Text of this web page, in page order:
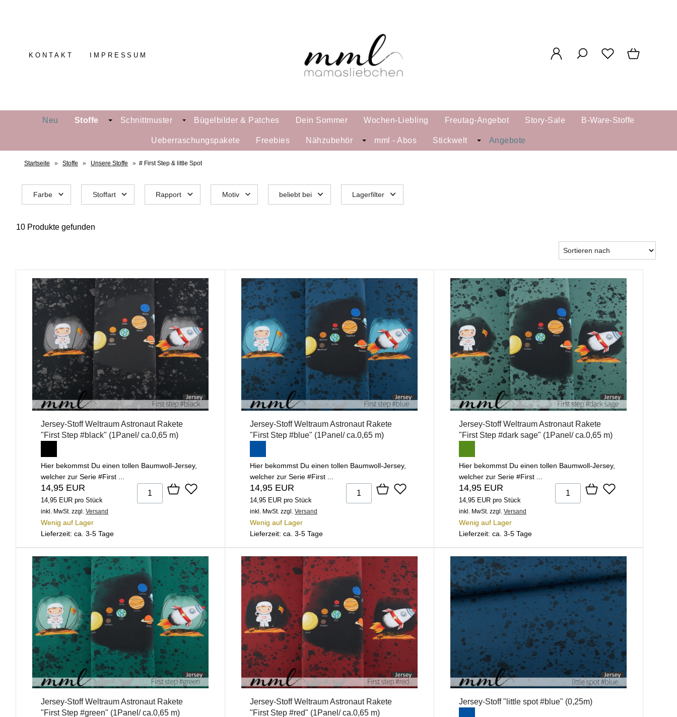
KONTAKT IMPRESSUM
Neu Stoffe Schnittmuster Bügelbilder & Patches Dein Sommer Wochen-Liebling Freutag-Angebot Story-Sale B-Ware-Stoffe
Ueberraschungspakete Freebies Nähzubehör mml - Abos Stickwelt Angebote
Startseite » Stoffe » Unsere Stoffe » # First Step & little Spot
Farbe Stoffart Rapport Motiv beliebt bei Lagerfilter
10 Produkte gefunden
Jersey-Stoff Weltraum Astronaut Rakete
"First Step #black" (1Panel/ ca.0,65 m)
Hier bekommst Du einen tollen Baumwoll-Jersey,
welcher zur Serie #First ...
14,95 EUR
14,95 EUR pro Stück
inkl. MwSt. zzgl. Versand
Wenig auf Lager
Lieferzeit: ca. 3-5 Tage
Jersey-Stoff Weltraum Astronaut Rakete
"First Step #blue" (1Panel/ ca.0,65 m)
Hier bekommst Du einen tollen Baumwoll-Jersey,
welcher zur Serie #First ...
14,95 EUR
14,95 EUR pro Stück
inkl. MwSt. zzgl. Versand
Wenig auf Lager
Lieferzeit: ca. 3-5 Tage
Jersey-Stoff Weltraum Astronaut Rakete
"First Step #dark sage" (1Panel/ ca.0,65 m)
Hier bekommst Du einen tollen Baumwoll-Jersey,
welcher zur Serie #First ...
14,95 EUR
14,95 EUR pro Stück
inkl. MwSt. zzgl. Versand
Wenig auf Lager
Lieferzeit: ca. 3-5 Tage
Jersey-Stoff Weltraum Astronaut Rakete
"First Step #green" (1Panel/ ca.0,65 m)
Jersey-Stoff Weltraum Astronaut Rakete
"First Step #red" (1Panel/ ca.0,65 m)
Jersey-Stoff "little spot #blue" (0,25m)